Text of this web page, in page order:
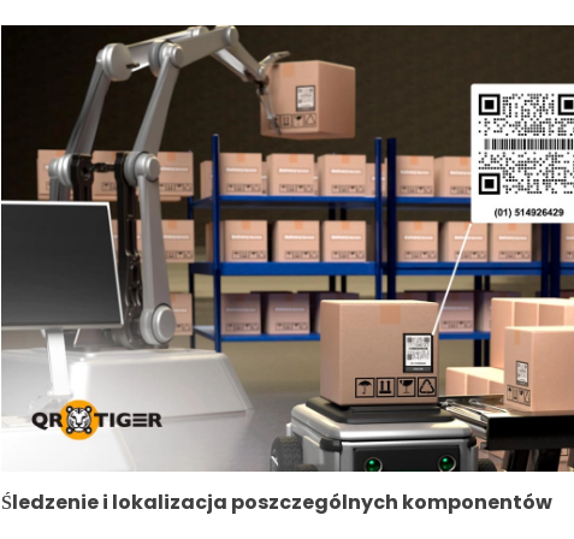
Śledzenie i lokalizacja poszczególnych komponentów